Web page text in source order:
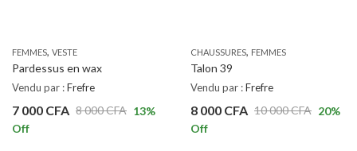
FEMMES, VESTE
Pardessus en wax
Vendu par :Frefre
8 000CFA
7 000 CFA 13%
Off
CHAUSSURES, FEMMES
Talon 39
Vendu par :Frefre
10 000CFA
8 000 CFA 20%
Off